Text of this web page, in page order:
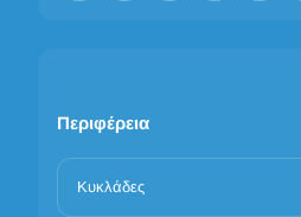
Περιφέρεια
Κυκλάδες